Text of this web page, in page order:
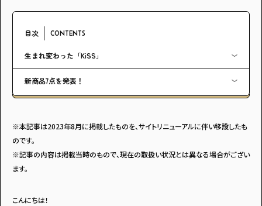
目次 CONTENTS
生まれ変わった「KiSS」
新商品7点を発表！
※本記事は2023年8月に掲載したものを、サイトリニューアルに伴い移設したも
のです。
※記事の内容は掲載当時のもので、現在の取扱い状況とは異なる場合がござい
ます。
こんにちは！